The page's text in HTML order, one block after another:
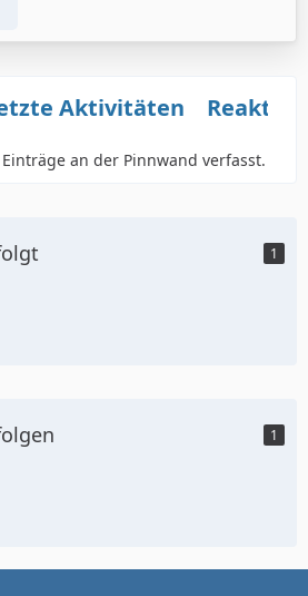
Aktivitäten
an der Pinnwand verfasst.
1
1